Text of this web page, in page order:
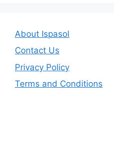
About Ispasol
Contact Us
Privacy Policy
Terms and Conditions